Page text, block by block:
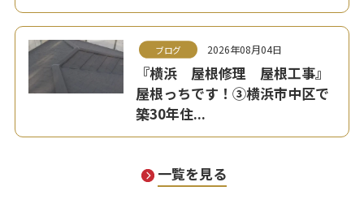
ブログ 2026年08月04日
『横浜 屋根修理 屋根工事』
屋根っちです！③横浜市中区で
築30年住...
一覧を見る